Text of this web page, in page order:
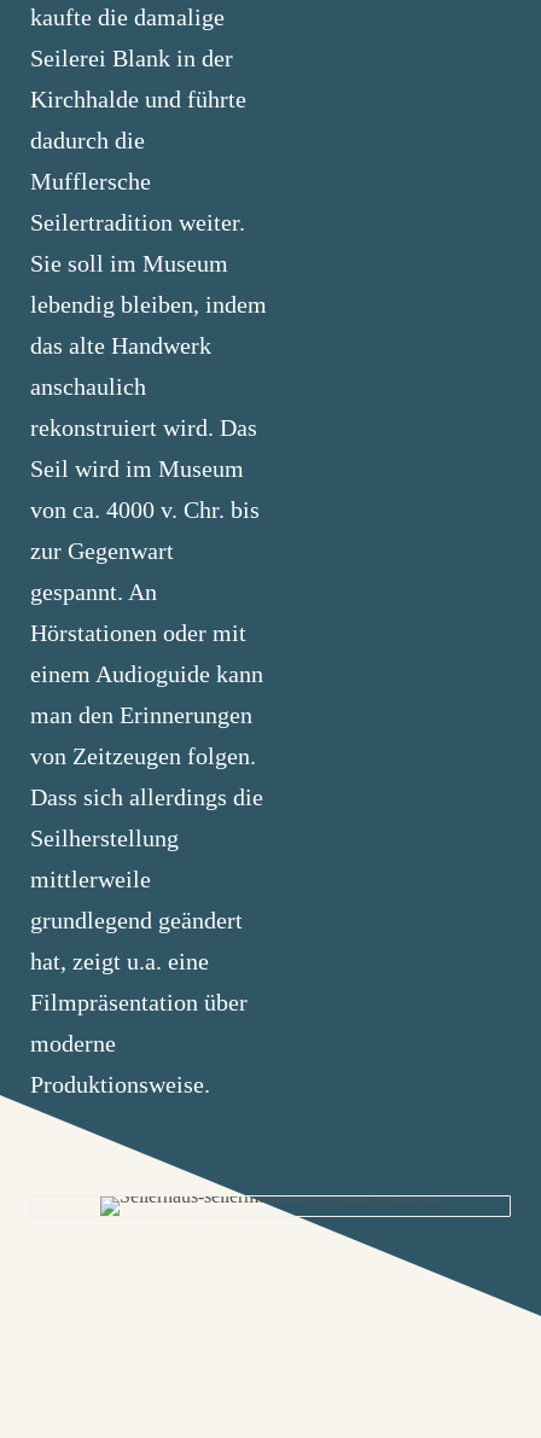
kaufte die damalige
Seilerei Blank in der
Kirchhalde und führte
dadurch die
Mufflersche
Seilertradition weiter.
Sie soll im Museum
lebendig bleiben, indem
das alte Handwerk
anschaulich
rekonstruiert wird. Das
Seil wird im Museum
von ca. 4000 v. Chr. bis
zur Gegenwart
gespannt. An
Hörstationen oder mit
einem Audioguide kann
man den Erinnerungen
von Zeitzeugen folgen.
Dass sich allerdings die
Seilherstellung
mittlerweile
grundlegend geändert
hat, zeigt u.a. eine
Filmpräsentation über
moderne
Produktionsweise.